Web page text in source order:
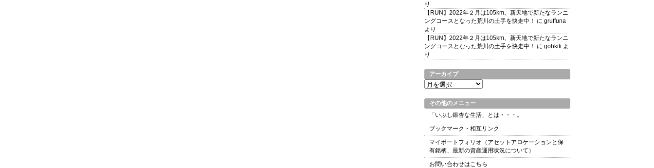
り
【RUN】2022年２月は105km。新天地で新たなランニ
ングコースとなった荒川の土手を快走中！
に gruffuna
より
【RUN】2022年２月は105km。新天地で新たなランニ
ングコースとなった荒川の土手を快走中！
に gohkiti よ
り
アーカイブ
ア
カ
ブ
その他のメニュー
「いぶし銀杏な生活」とは・・・。
ブックマーク・相互リンク
マイポートフォリオ（アセットアロケーションと保
有銘柄、最新の資産運用状況について）
お問い合わせはこちら